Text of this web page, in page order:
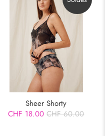
Sheer Shorty
CHF 18.00 CHF 60.00